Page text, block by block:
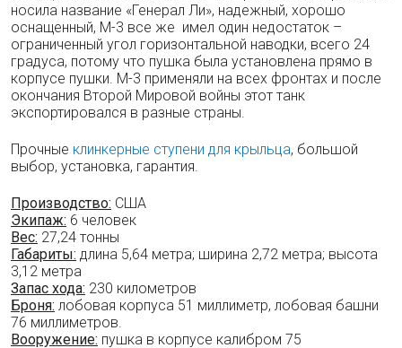
носила название «Генерал Ли», надежный, хорошо
оснащенный, М-3 все же имел один недостаток –
ограниченный угол горизонтальной наводки, всего 24
градуса, потому что пушка была установлена прямо в
корпусе пушки. М-3 применяли на всех фронтах и после
окончания Второй Мировой войны этот танк
экспортировался в разные страны.
Прочные клинкерные ступени для крыльца, большой
выбор, установка, гарантия.
Производство: США
Экипаж: 6 человек
Вес: 27,24 тонны
Габариты: длина 5,64 метра; ширина 2,72 метра; высота
3,12 метра
Запас хода: 230 километров
Броня: лобовая корпуса 51 миллиметр, лобовая башни
76 миллиметров.
Вооружение: пушка в корпусе калибром 75